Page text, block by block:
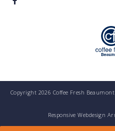
Copyright 2026 Coffee Fresh
Responsive Webdesign